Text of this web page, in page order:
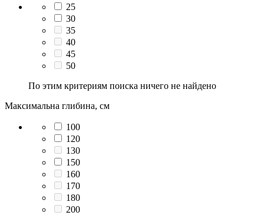
25
30
35
40
45
50
По этим критериям поиска ничего не найдено
Максимальна глибина, см
100
120
130
150
160
170
180
200